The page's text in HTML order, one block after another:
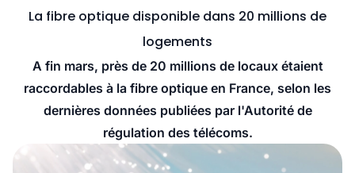
Streaming
La fibre optique disponible dans 20 millions de
logements
A fin mars, près de 20 millions de locaux étaient
raccordables à la fibre optique en France, selon les
dernières données publiées par l'Autorité de
régulation des télécoms.